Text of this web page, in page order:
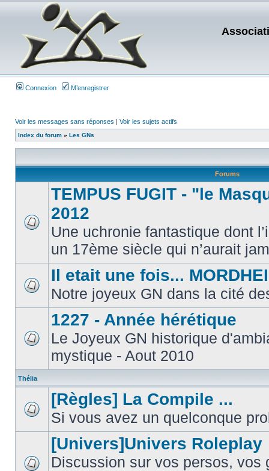
Connexion M’enregistrer
Voir les messages sans réponses | Voir les sujets actifs
Index du forum » Les GNs
Forums
TEMPUS FUGIT - "le
2012
Une uchronie fantastique dont
un 17ème siècle qui n’aurait
Il etait une fois...
Notre joyeux GN dans la cité
1227 - Année hérétique
Le Joyeux GN historique
mystique - Aout 2010
Thélia
[Règles] La Compile ...
Si vous avez un quelconque
[Univers]Univers Roleplay
Discussion sur vos persos, vos